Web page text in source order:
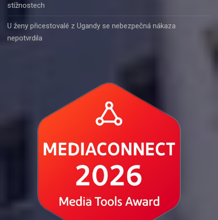
stížnostech
U ženy přicestovalé z Ugandy se nebezpečná nákaza
nepotvrdila